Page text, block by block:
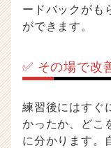
ードバックがも
ができます。
✅ その場で改
練習後にはすぐ
かったか、どこ
に分かります。